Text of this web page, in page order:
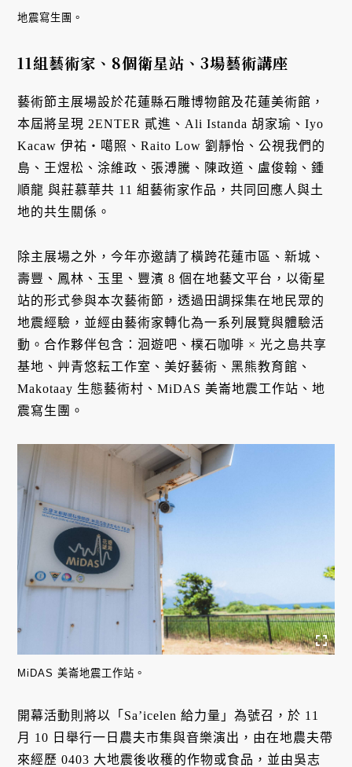
地震寫生團。
11組藝術家、8個衛星站 、3場藝術講座
藝術節主展場設於花蓮縣石雕博物館及花蓮美術館，
本屆將呈現 2ENTER 貳進、Ali Istanda 胡家瑜、Iyo
Kacaw 伊祐・噶照、Raito Low 劉靜怡、公視我們的
島、王煜松、涂維政、張溥騰、陳政道、盧俊翰、鍾
順龍 與莊慕華共 11 組藝術家作品，共同回應人與土
地的共生關係。
除主展場之外，今年亦邀請了橫跨花蓮市區、新城、
壽豐、鳳林、玉里、豐濱 8 個在地藝文平台，以衛星
站的形式參與本次藝術節，透過田調採集在地民眾的
地震經驗，並經由藝術家轉化為一系列展覽與體驗活
動。合作夥伴包含：洄遊吧、樸石咖啡 × 光之島共享
基地、艸青悠耘工作室、美好藝術、黑熊教育館、
Makotaay 生態藝術村、MiDAS 美崙地震工作站、地
震寫生團。
MiDAS 美崙地震工作站。
開幕活動則將以「Sa’icelen 給力量」為號召，於 11
月 10 日舉行一日農夫市集與音樂演出，由在地農夫帶
來經歷 0403 大地震後收穫的作物或食品，並由吳志